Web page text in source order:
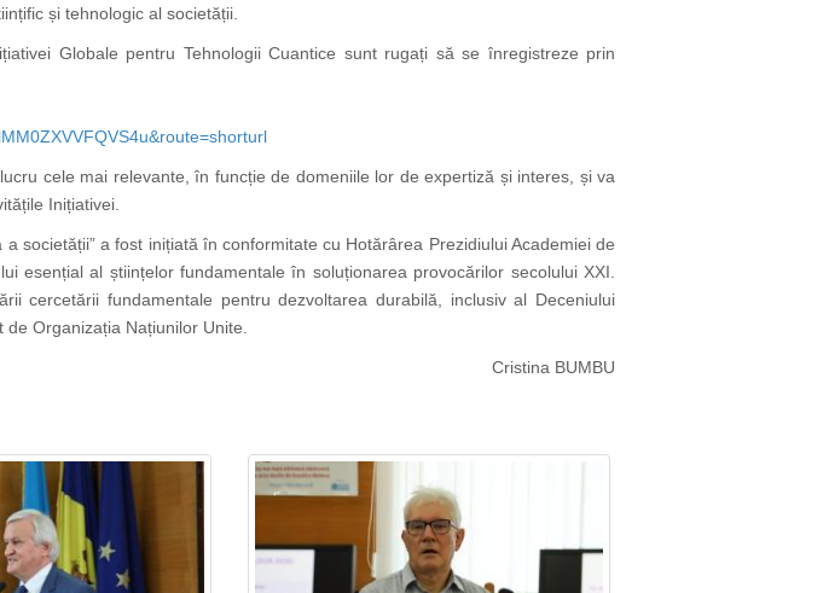
și tehnologic al societății.
Globale pentru Tehnologii Cuantice sunt rugați să se înregistreze prin
cele mai relevante, în funcție de domeniile lor de expertiză și interes, și va
Inițiativei.
societății” a fost inițiată în conformitate cu Hotărârea Prezidiului Academiei de
esențial al științelor fundamentale în soluționarea provocărilor secolului XXI.
cercetării fundamentale pentru dezvoltarea durabilă, inclusiv al Deceniului
Organizația Națiunilor Unite.
Cristina BUMBU